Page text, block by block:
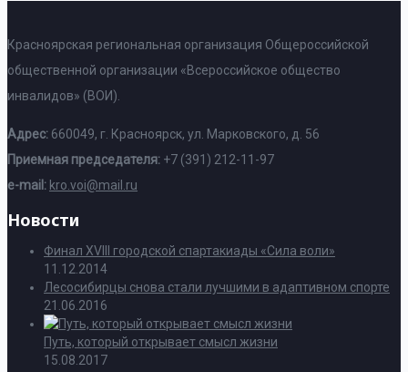
Красноярская региональная организация Общероссийской
общественной организации «Всероссийское общество
инвалидов» (ВОИ).
Адрес: 660049, г. Красноярск, ул. Марковского, д. 56
Приемная председателя: +7 (391) 212-11-97
e-mail: kro.voi@mail.ru
Новости
Финал XVIII городской спартакиады «Сила воли»
11.12.2014
Лесосибирцы снова стали лучшими в адаптивном спорте
21.06.2016
Путь, который открывает смысл жизни
15.08.2017